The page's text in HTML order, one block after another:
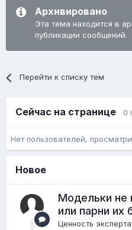
Архивировано
Эта тема находится в
публикации сообщений.
Перейти к списку тем
Сейчас на странице 0
Нет пользователей,
Новое
Модельки не
или парни их
Ценность